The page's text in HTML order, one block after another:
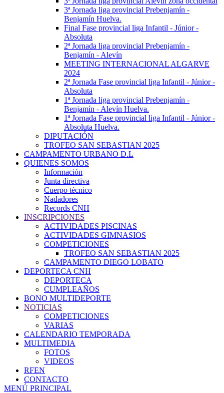
3ª Jornada liga provincial Prebenjamín -
Benjamín Huelva.
Final Fase provincial liga Infantil - Júnior -
Absoluta
2ª Jornada liga provincial Prebenjamín -
Benjamín - Alevín
MEETING INTERNACIONAL ALGARVE
2024
2ª Jornada Fase provincial liga Infantil - Júnior -
Absoluta
1ª Jornada liga provincial Prebenjamín -
Benjamín - Alevín Huelva.
1ª Jornada Fase provincial liga Infantil - Júnior -
Absoluta Huelva.
DIPUTACIÓN
TROFEO SAN SEBASTIAN 2025
CAMPAMENTO URBANO D.L
QUIENES SOMOS
Información
Junta directiva
Cuerpo técnico
Nadadores
Records CNH
INSCRIPCIONES
ACTIVIDADES PISCINAS
ACTIVIDADES GIMNASIOS
COMPETICIONES
TROFEO SAN SEBASTIAN 2025
CAMPAMENTO DIEGO LOBATO
DEPORTECA CNH
DEPORTECA
CUMPLEAÑOS
BONO MULTIDEPORTE
NOTICIAS
COMPETICIONES
VARIAS
CALENDARIO TEMPORADA
MULTIMEDIA
FOTOS
VIDEOS
RFEN
CONTACTO
MENÚ PRINCIPAL